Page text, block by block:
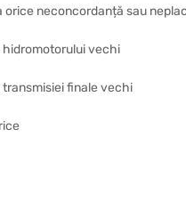
neconcordanță sau
hidromotorului vechi
finale vechi